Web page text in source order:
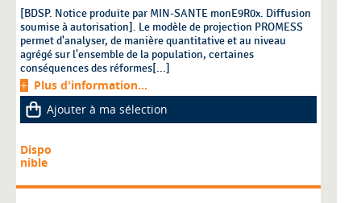
[BDSP. Notice produite par MIN-SANTE monE9R0x. Diffusion
soumise à autorisation]. Le modèle de projection PROMESS
permet d'analyser, de manière quantitative et au niveau
agrégé sur l'ensemble de la population, certaines
conséquences des réformes[...]
Plus d'information...
Ajouter à ma sélection
Dispo
nible